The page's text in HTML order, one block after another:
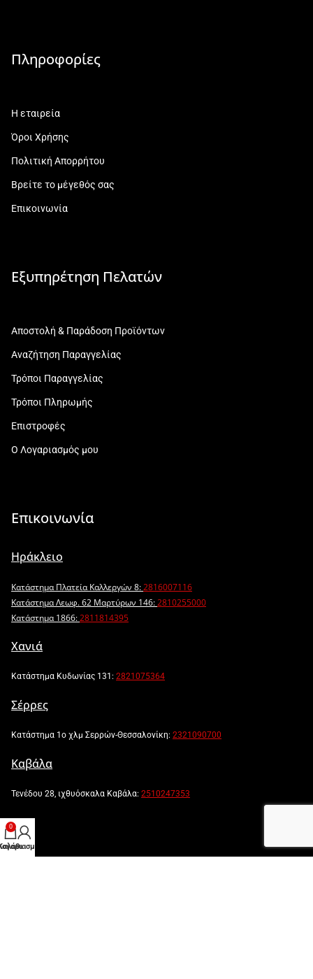
Πληροφορίες
Η εταιρεία
Όροι Χρήσης
Πολιτική Απορρήτου
Βρείτε το μέγεθός σας
Επικοινωνία
Εξυπηρέτηση Πελατών
Αποστολή & Παράδοση Προϊόντων
Αναζήτηση Παραγγελίας
Τρόποι Παραγγελίας
Τρόποι Πληρωμής
Επιστροφές
Ο Λογαριασμός μου
Επικοινωνία
Ηράκλειο
Κατάστημα Πλατεία Καλλεργών 8:2816007116
Κατάστημα Λεωφ. 62 Μαρτύρων 146:2810255000
Κατάστημα 1866:2811814395
Χανιά
Κατάστημα Κυδωνίας 131: 2821075364
Σέρρες
Κατάστημα 1ο χλμ Σερρών-Θεσσαλονίκη: 2321090700
Καβάλα
Τενέδου 28, ιχθυόσκαλα Καβάλα: 2510247353
0
μου